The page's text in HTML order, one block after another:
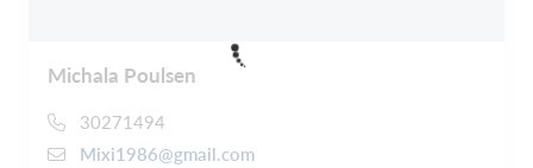
Michala Poulsen
30271494
Mixi1986@gmail.com